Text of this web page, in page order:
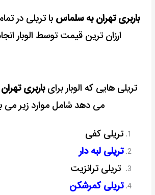
باربری تهران به سلماس با تریلی در
ارزان ترین قیمت توسط الوبار
تریلی هایی که الوبار برایباربری
می دهد شامل موارد زیر می
تریلی کفی
تریلی لبه دار
تریلی ترانزیت
تریلی کمرشکن